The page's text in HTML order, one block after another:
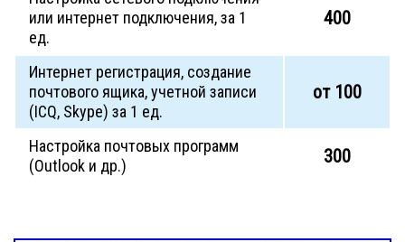
или интернет подключения, за 1
ед.
400
Интернет регистрация, создание
почтового ящика, учетной записи
(ICQ, Skype) за 1 ед.
от 100
Настройка почтовых программ
(Outlook и др.)
300